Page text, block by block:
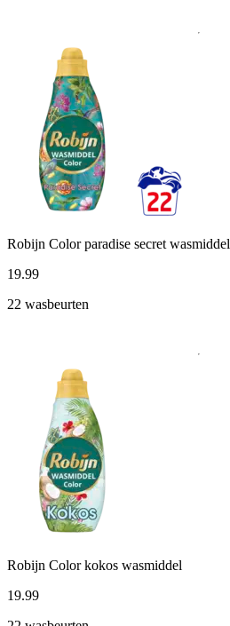
Robijn Color paradise secret wasmiddel
19.99
22 wasbeurten
Robijn Color kokos wasmiddel
19.99